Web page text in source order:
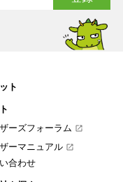
ト
ーズフォーラム
ーマニュアル
合わせ